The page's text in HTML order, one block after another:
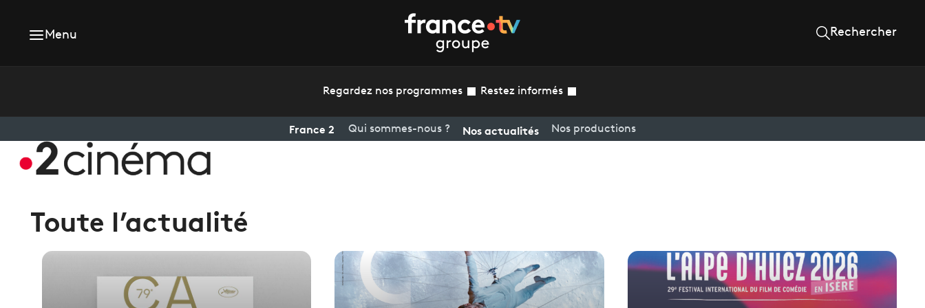
Menu Rechercher
Regardez nos programmes Restez informés
France 2 Qui sommes-nous ? Nos actualités Nos productions
Toute l’actualité